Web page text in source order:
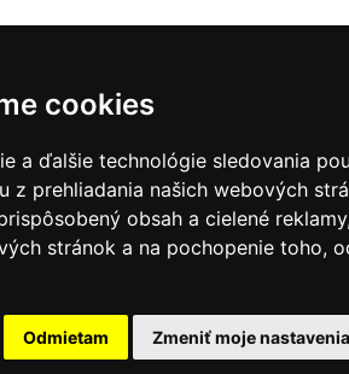
cookies
a ďalšie technológie sledovania
z prehliadania našich webových
obsah a cielené
stránok a na pochopenie toho,
Odmietam Zmeniť moje nastavenia
KBS
noviny|Výveska|Do kostola